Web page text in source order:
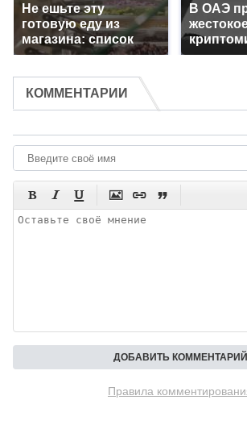
Не ешьте эту
готовую еду из
магазина: список
В ОАЭ
КОММЕНТАРИИ
     
Правила